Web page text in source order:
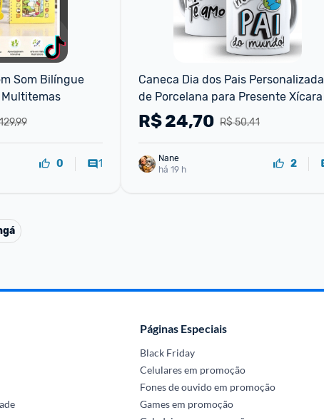
Som Bilíngue
0 1
Caneca Dia dos Pais Personalizada
de Porcelana para Presente Xícara
Feliz
R$ 50,41
R$24,70
Nane
há 19 h
2
Páginas Especiais
Black Friday
Celulares em promoção
Fones de ouvido em promoção
Games em promoção